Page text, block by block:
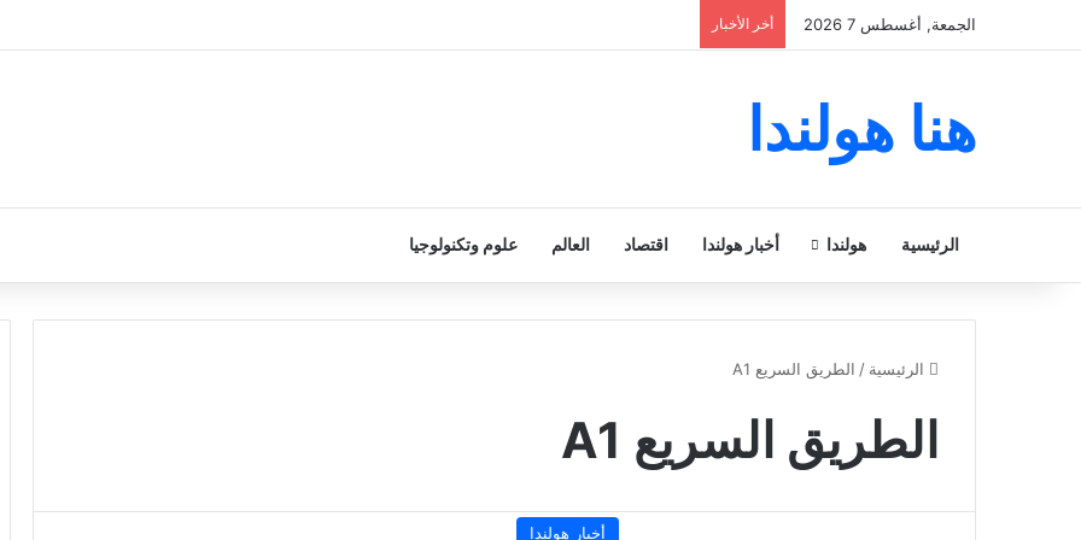
الجمعة, أغسطس 7 2026 أخر الأخبار
هنا هولندا
الرئيسية هولندا أخبار هولندا اقتصاد العالم علوم وتكنولوجيا
الرئيسية / الطريق السريع A1
الطريق السريع A1
أخبار هولندا